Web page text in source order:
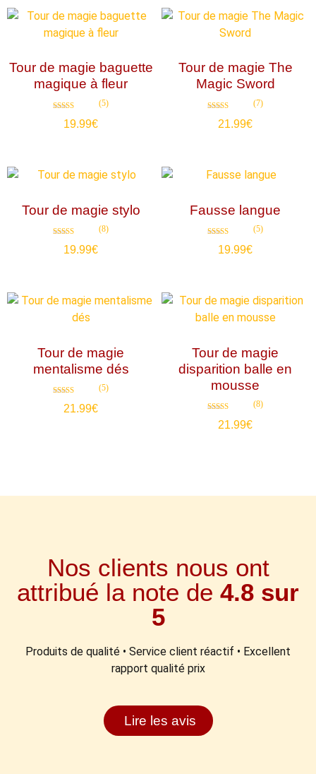
Tour de magie baguette
magique à fleur
4.80
(5)
19.99€
Tour de magie The
Magic Sword
4.71
(7)
21.99€
Tour de magie stylo
4.88
(8)
19.99€
Fausse langue
4.80
(5)
19.99€
Tour de magie
mentalisme dés
4.80
(5)
21.99€
Tour de magie
disparition balle en
mousse
4.75
(8)
21.99€
Nos clients nous ont
attribué la note de 4.8 sur
5
Produits de qualité • Service client réactif • Excellent
rapport qualité prix
Lire les avis